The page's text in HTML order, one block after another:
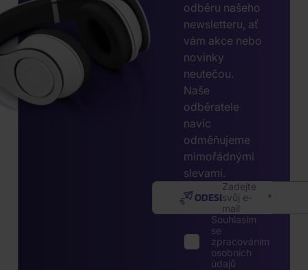
odběru našeho
newsletteru, ať
vám akce nebo
novinky
neutečou.
Naše
odběratele
navíc
odměňujeme
mimořádnými
slevami.
Zadejte
svůj e-
mail
ODESLAT
Souhlasím
se
zpracováním
osobních
údajů